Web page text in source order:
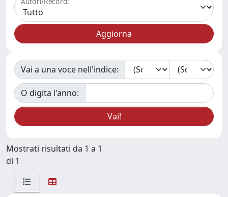
Vai a una voce nell'indice:
O digita l'anno:
Mostrati risultati da 1 a 1
di 1